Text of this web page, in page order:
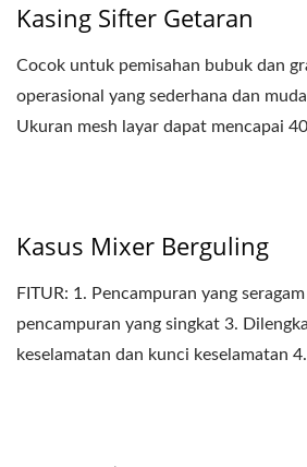
Kasing Sifter Getaran
Cocok untuk pemisahan bubuk dan
operasional yang sederhana dan
Ukuran mesh layar dapat mencapai
Kasus Mixer Berguling
FITUR: 1. Pencampuran yang
pencampuran yang singkat 3.
keselamatan dan kunci keselamatan